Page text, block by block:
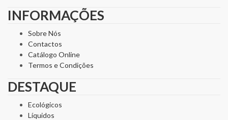
INFORMAÇÕES
Sobre Nós
Contactos
Catálogo Online
Termos e Condições
DESTAQUE
Ecológicos
Líquidos